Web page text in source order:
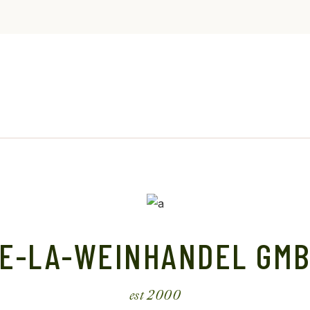
LA-WEINHANDEL
est 2000